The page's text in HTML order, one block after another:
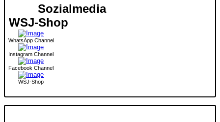
Sozialmedia
WSJ-Shop
WhatsApp Channel
Instagram Channel
Facebook Channel
WSJ-Shop